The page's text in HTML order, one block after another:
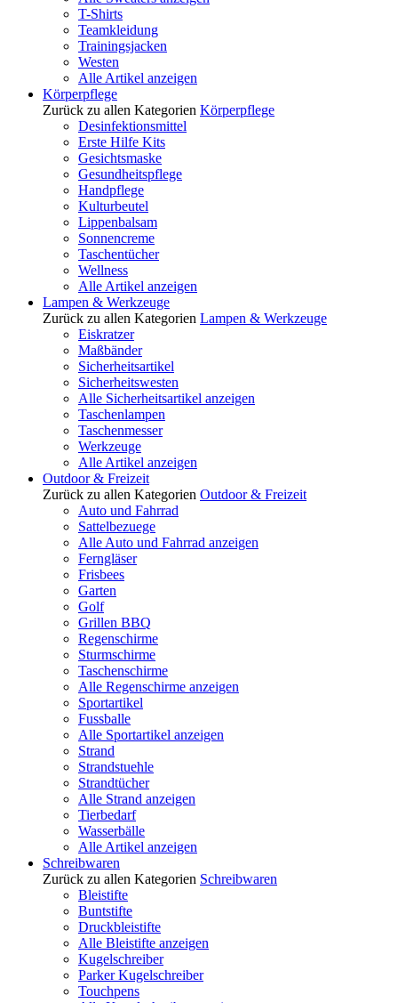
T-Shirts
Teamkleidung
Trainingsjacken
Westen
Alle Artikel anzeigen
Körperpflege
Zurück zu allen Kategorien Körperpflege
Desinfektionsmittel
Erste Hilfe Kits
Gesichtsmaske
Gesundheitspflege
Handpflege
Kulturbeutel
Lippenbalsam
Sonnencreme
Taschentücher
Wellness
Alle Artikel anzeigen
Lampen & Werkzeuge
Zurück zu allen Kategorien Lampen & Werkzeuge
Eiskratzer
Maßbänder
Sicherheitsartikel
Sicherheitswesten
Alle Sicherheitsartikel anzeigen
Taschenlampen
Taschenmesser
Werkzeuge
Alle Artikel anzeigen
Outdoor & Freizeit
Zurück zu allen Kategorien Outdoor & Freizeit
Auto und Fahrrad
Sattelbezuege
Alle Auto und Fahrrad anzeigen
Ferngläser
Frisbees
Garten
Golf
Grillen BBQ
Regenschirme
Sturmschirme
Taschenschirme
Alle Regenschirme anzeigen
Sportartikel
Fussballe
Alle Sportartikel anzeigen
Strand
Strandstuehle
Strandtücher
Alle Strand anzeigen
Tierbedarf
Wasserbälle
Alle Artikel anzeigen
Schreibwaren
Zurück zu allen Kategorien Schreibwaren
Bleistifte
Buntstifte
Druckbleistifte
Alle Bleistifte anzeigen
Kugelschreiber
Parker Kugelschreiber
Touchpens